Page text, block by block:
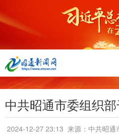
中共昭通市委组织
2024-12-27 23:13 来源：中共昭